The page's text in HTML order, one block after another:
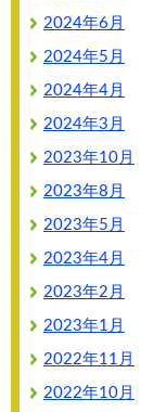
2024年6月
2024年5月
2024年4月
2024年3月
2023年10月
2023年8月
2023年5月
2023年4月
2023年2月
2023年1月
2022年11月
2022年10月